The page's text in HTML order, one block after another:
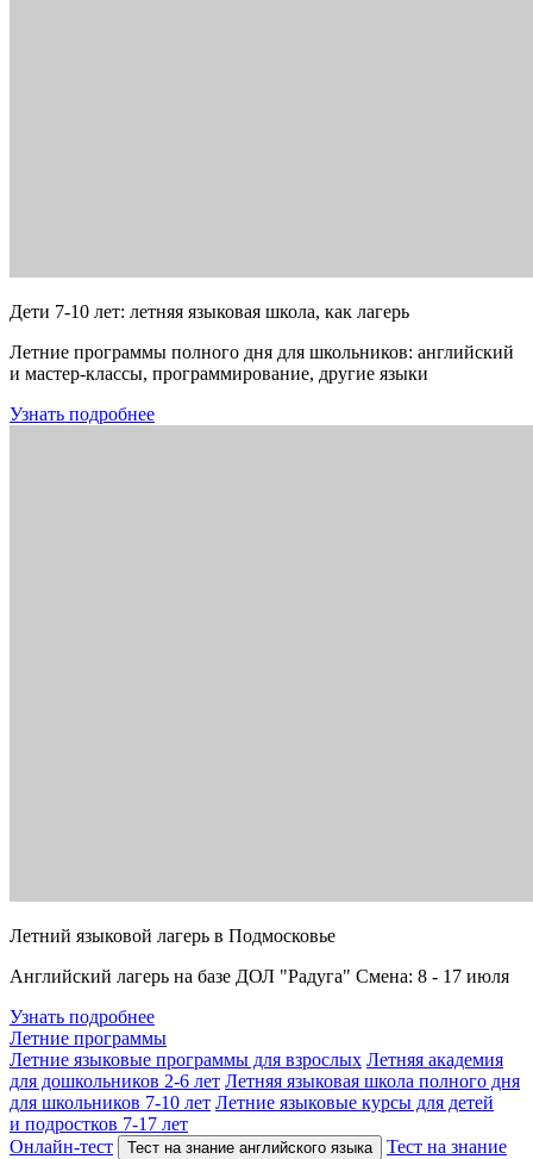
Дети 7-10 лет: летняя языковая школа, как лагерь
Летние программы полного дня для школьников: английский
и мастер-классы, программирование, другие языки
Узнать подробнее
Летний языковой лагерь в Подмосковье
Английский лагерь на базе ДОЛ "Радуга" Смена: 8 - 17 июля
Узнать подробнее
Летние программы
Летние языковые программы для взрослых Летняя академия
для дошкольников 2-6 лет Летняя языковая школа полного дня
для школьников 7-10 лет Летние языковые курсы для детей
и подростков 7-17 лет
Онлайн-тест
Тест на знание английского языка
Тест на знание